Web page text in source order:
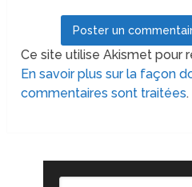
Ce site utilise Akismet pour
En savoir plus sur la façon
commentaires sont traitées.